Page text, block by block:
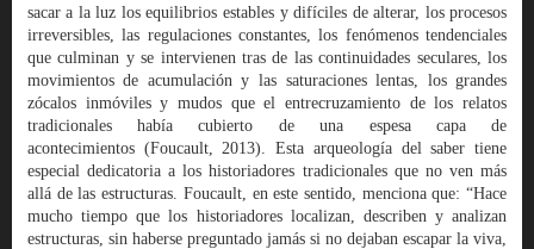
sacar a la luz los equilibrios estables y difíciles de alterar, los procesos
irreversibles, las regulaciones constantes, los fenómenos tendenciales
que culminan y se intervienen tras de las continuidades seculares, los
movimientos de acumulación y las saturaciones lentas, los grandes
zócalos inmóviles y mudos que el entrecruzamiento de los relatos
tradicionales había cubierto de una espesa capa de
acontecimientos (Foucault, 2013). Esta arqueología del saber tiene
especial dedicatoria a los historiadores tradicionales que no ven más
allá de las estructuras. Foucault, en este sentido, menciona que: “Hace
mucho tiempo que los historiadores localizan, describen y analizan
estructuras, sin haberse preguntado jamás si no dejaban escapar la viva,